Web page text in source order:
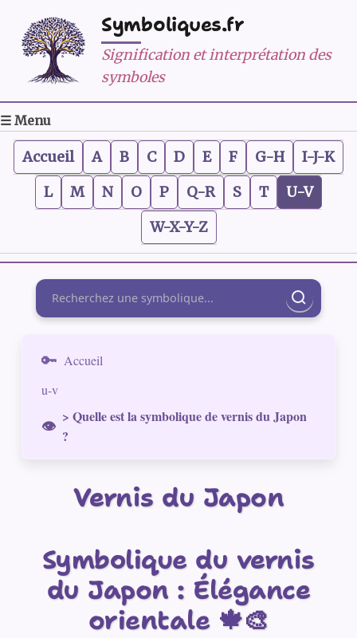
Symboliques.fr
Signification et interprétation des
symboles
☰ Menu
Accueil A B C D E F G-H
I-J-K
L
M N O P Q-R S T
U-V
W-X-Y-Z
Rechercher
Accueil
u-v
> Quelle est la symbolique de vernis du Japon
?
Vernis du Japon
Symbolique du vernis
du Japon : Élégance
orientale 🍁🎨